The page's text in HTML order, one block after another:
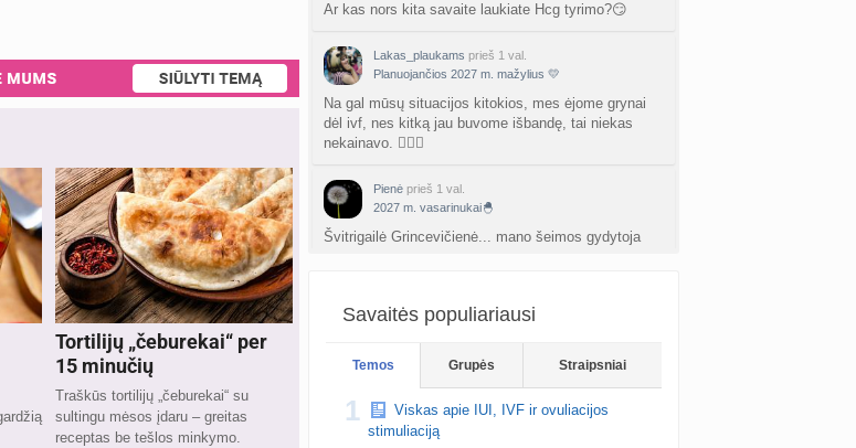
Tortilijų „čeburekai“ per
15 minučių
Traškūs tortilijų „čeburekai“ su
sultingu mėsos įdaru – greitas
receptas be tešlos minkymo.
Ar kas nors kita savaite laukiate Hcg tyrimo?😏
Lakas_plaukams prieš 1 val.
Planuojančios 2027 m. mažylius 💛
Na gal mūsų situacijos kitokios, mes ėjome grynai
dėl ivf, nes kitką jau buvome išbandę, tai niekas
nekainavo. 🤷🏻‍♀️
Pienė prieš 1 val.
2027 m. vasarinukai🐣
Švitrigailė Grincevičienė... mano šeimos gydytoja
Savaitės populiariausi
Temos Grupės Straipsniai
1
Viskas apie IUI, IVF ir ovuliacijos
stimuliaciją